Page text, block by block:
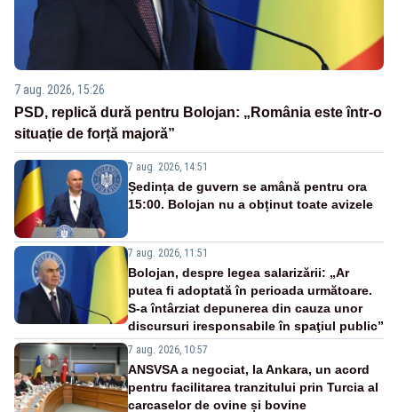
7 aug. 2026, 15:26
PSD, replică dură pentru Bolojan: „România este într-o
situație de forță majoră”
7 aug. 2026, 14:51
Ședința de guvern se amână pentru ora
15:00. Bolojan nu a obținut toate avizele
7 aug. 2026, 11:51
Bolojan, despre legea salarizării: „Ar
putea fi adoptată în perioada următoare.
S-a întârziat depunerea din cauza unor
discursuri iresponsabile în spaţiul public”
7 aug. 2026, 10:57
ANSVSA a negociat, la Ankara, un acord
pentru facilitarea tranzitului prin Turcia al
carcaselor de ovine și bovine